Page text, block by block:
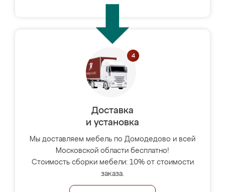
Доставка
и установка
Мы доставляем мебель по Домодедово и всей
Московской области бесплатно!
Стоимость сборки мебели: 10% от стоимости
заказа.